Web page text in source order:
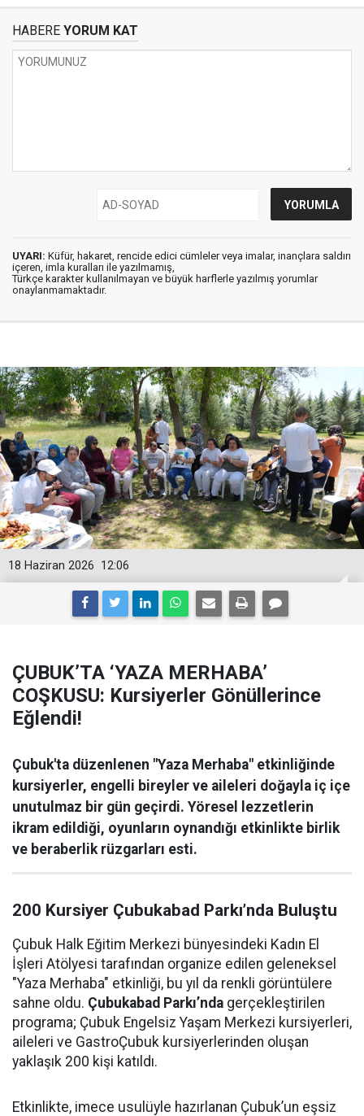
HABERE YORUM KAT
UYARI: Küfür, hakaret, rencide edici cümleler veya imalar, inançlara saldırı
içeren, imla kuralları ile yazılmamış,
Türkçe karakter kullanılmayan ve büyük harflerle yazılmış yorumlar
onaylanmamaktadır.
12:06
18 Haziran 2026
ÇUBUK’TA ‘YAZA MERHABA’
COŞKUSU: Kursiyerler Gönüllerince
Eğlendi!
Çubuk'ta düzenlenen "Yaza Merhaba" etkinliğinde
kursiyerler, engelli bireyler ve aileleri doğayla iç içe
unutulmaz bir gün geçirdi. Yöresel lezzetlerin
ikram edildiği, oyunların oynandığı etkinlikte birlik
ve beraberlik rüzgarları esti.
200 Kursiyer Çubukabad Parkı’nda Buluştu
Çubuk Halk Eğitim Merkezi bünyesindeki Kadın El
İşleri Atölyesi tarafından organize edilen geleneksel
"Yaza Merhaba" etkinliği, bu yıl da renkli görüntülere
sahne oldu. Çubukabad Parkı’nda gerçekleştirilen
programa; Çubuk Engelsiz Yaşam Merkezi kursiyerleri,
aileleri ve GastroÇubuk kursiyerlerinden oluşan
yaklaşık 200 kişi katıldı.
Etkinlikte, imece usulüyle hazırlanan Çubuk’un eşsiz